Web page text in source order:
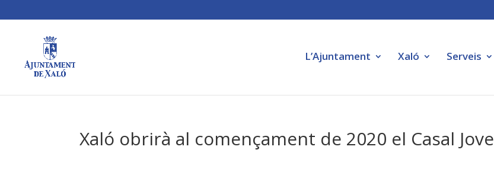
L’Ajuntament Xaló Serveis
Xaló obrirà al començament de 2020 el Casal Jove